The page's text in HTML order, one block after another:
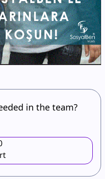
in the team?